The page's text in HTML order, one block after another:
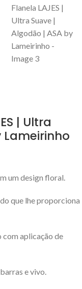
| Ultra
Lameirinho
um design floral.
que lhe proporciona
com aplicação de
e vivo.